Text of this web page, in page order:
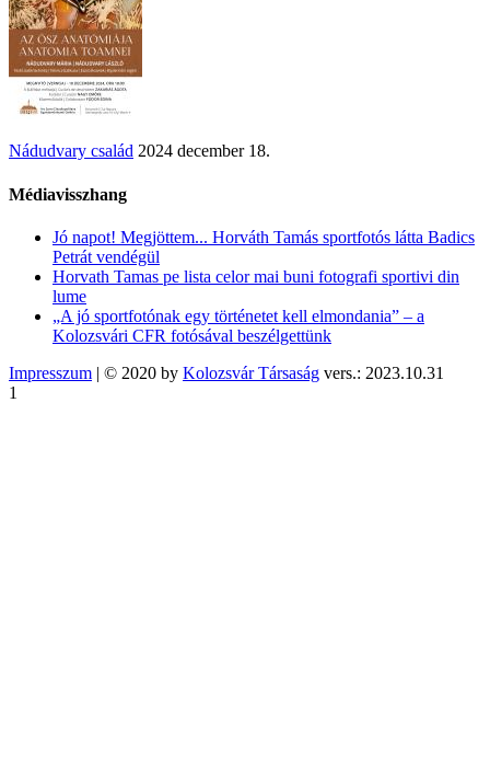
Nádudvary család 2024 december 18.
Médiavisszhang
Jó napot! Megjöttem... Horváth Tamás sportfotós látta Badics
Petrát vendégül
Horvath Tamas pe lista celor mai buni fotografi sportivi din
lume
„A jó sportfotónak egy történetet kell elmondania” – a
Kolozsvári CFR fotósával beszélgettünk
Impresszum | © 2020 by Kolozsvár Társaság vers.: 2023.10.31
1